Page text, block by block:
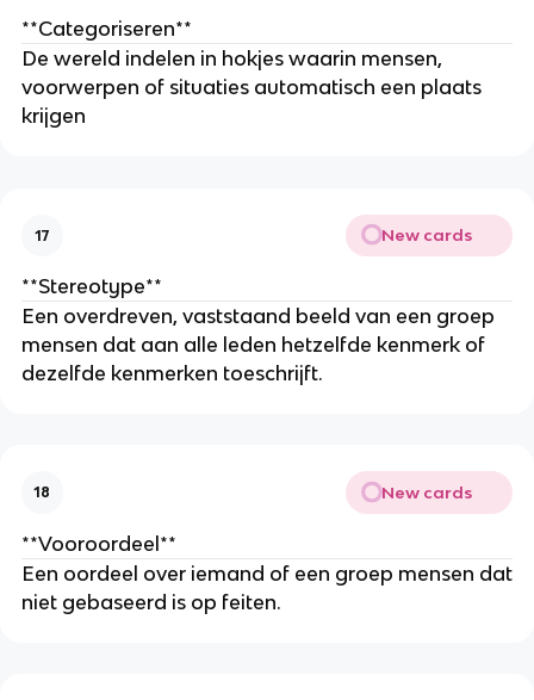
**Categoriseren**
De wereld indelen in hokjes waarin mensen,
voorwerpen of situaties automatisch een plaats
krijgen
17 New cards
**Stereotype**
Een overdreven, vaststaand beeld van een groep
mensen dat aan alle leden hetzelfde kenmerk of
dezelfde kenmerken toeschrijft.
18 New cards
**Vooroordeel**
Een oordeel over iemand of een groep mensen dat
niet gebaseerd is op feiten.